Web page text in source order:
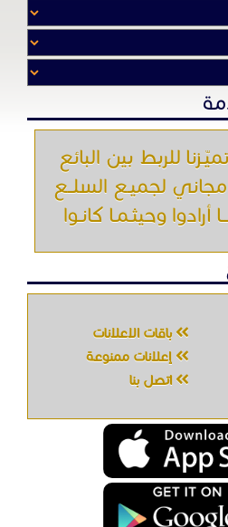
للربط بين البائع
لجميـع السلــع
أرادوا وحيثـمـا كانـوا
باقات الإعلانات
إعلانات ممنوعة
اتصل بنا